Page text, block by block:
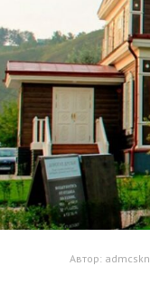
Автор: admcskn